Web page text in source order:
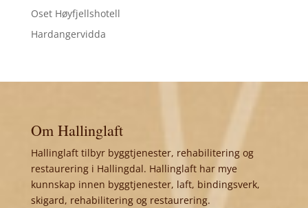
Oset Høyfjellshotell
Hardangervidda
Om Hallinglaft
Hallinglaft tilbyr byggtjenester, rehabilitering og
restaurering i Hallingdal. Hallinglaft har mye
kunnskap innen byggtjenester, laft, bindingsverk,
skigard, rehabilitering og restaurering.